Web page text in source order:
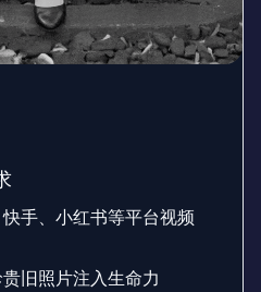
手、小红书等平台视频
旧照片注入生命力